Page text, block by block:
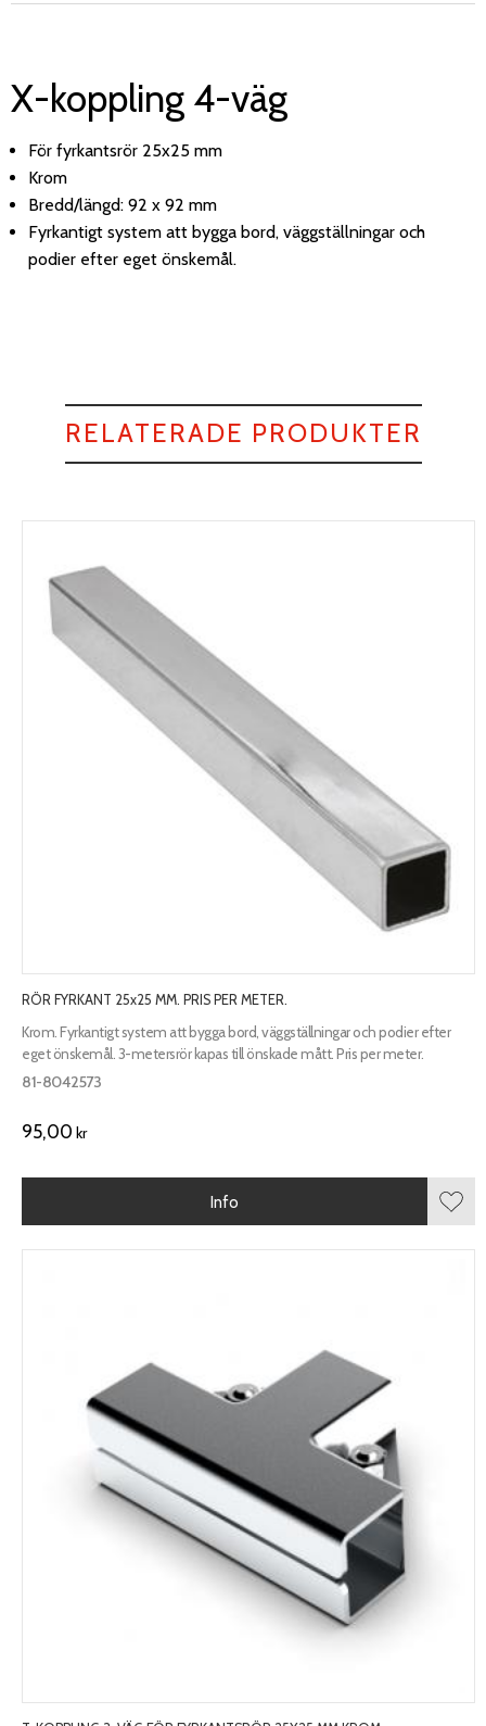
X-koppling 4-väg
För fyrkantsrör 25x25 mm
Krom
Bredd/längd: 92 x 92 mm
Fyrkantigt system att bygga bord, väggställningar och
podier efter eget önskemål.
RELATERADE PRODUKTER
RÖR FYRKANT 25x25 MM. PRIS PER METER.
Krom. Fyrkantigt system att bygga bord, väggställningar och podier efter
eget önskemål. 3-metersrör kapas till önskade mått. Pris per meter.
81-8042573
95,00 kr
Info